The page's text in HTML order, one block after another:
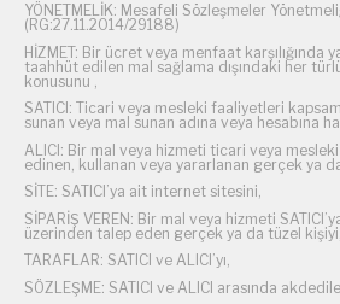
YÖNETMELİK: Mesafeli Sözleşmeler
(RG:27.11.2014/29188)
HİZMET: Bir ücret veya menfaat karşılığında
taahhüt edilen mal sağlama dışındaki her
konusunu ,
SATICI: Ticari veya mesleki faaliyetleri
sunan veya mal sunan adına veya hesabına
ALICI: Bir mal veya hizmeti ticari veya
edinen, kullanan veya yararlanan gerçek ya
SİTE: SATICI’ya ait internet sitesini,
SİPARİŞ VEREN: Bir mal veya hizmeti
üzerinden talep eden gerçek ya da tüzel kişiyi,
TARAFLAR: SATICI ve ALICI’yı,
SÖZLEŞME: SATICI ve ALICI arasında